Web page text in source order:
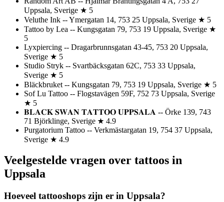
Uppsala, Sverige ★ 5
Veluthe Ink -- Ymergatan 14, 753 25 Uppsala, Sverige ★ 5
Tattoo by Lea -- Kungsgatan 79, 753 19 Uppsala, Sverige ★
5
Lyxpiercing -- Dragarbrunnsgatan 43-45, 753 20 Uppsala,
Sverige ★ 5
Studio Stryk -- Svartbäcksgatan 62C, 753 33 Uppsala,
Sverige ★ 5
Bläckbruket -- Kungsgatan 79, 753 19 Uppsala, Sverige ★ 5
Sof Lu Tattoo -- Flogstavägen 59F, 752 73 Uppsala, Sverige
★ 5
𝐁𝐋𝐀𝐂𝐊​ 𝐒𝐖𝐀𝐍 ​𝐓𝐀𝐓𝐓𝐎𝐎​ 𝐔𝐏𝐏𝐒𝐀𝐋𝐀​ -- Örke 139, 743
71 Björklinge, Sverige ★ 4.9
Purgatorium Tattoo -- Verkmästargatan 19, 754 37 Uppsala,
Sverige ★ 4.9
Veelgestelde vragen over tattoos in
Uppsala
Hoeveel tattooshops zijn er in Uppsala?